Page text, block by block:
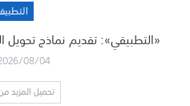
«التطبيقي»: تقديم نماذج
08/04
تحميل المزيد